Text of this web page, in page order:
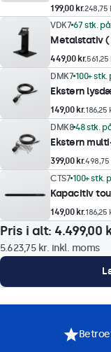
178° Horisontal,
Responstid
10 ms
Understøttede
1920 x 1080 (max),
Touch-
Kapacitiv
10-trykpunkter
Touch-interface
USB HID-kompatibel
Kontrol
Stylus, hånd,
Understøttelse af
199,00 kr.248,75
VDK7 67 stk.
Metalstativ
449,00 kr.
DMK7 100+
Ekstern
149,00 kr.186,25
DMK8 48 stk.
Ekstern
399,00 kr.498,75
CTS7 100+ stk.
Kapacitiv
149,00 kr.186,25
Pris i alt: 4.499,00
5.623,75 kr. inkl. moms